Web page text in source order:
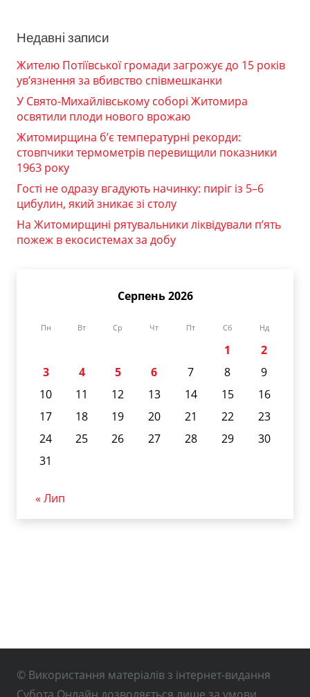
Недавні записи
Жителю Потіївської громади загрожує до 15 років
ув’язнення за вбивство співмешканки
У Свято-Михайлівському соборі Житомира
освятили плоди нового врожаю
Житомирщина б’є температурні рекорди:
стовпчики термометрів перевищили показники
1963 року
Гості не одразу вгадують начинку: пиріг із 5–6
цибулин, який зникає зі столу
На Житомирщині рятувальники ліквідували п’ять
пожеж в екосистемах за добу
Серпень 2026
Пн Вт Ср Чт Пт Сб Нд
1
2
3
4 5 6 7 8
9
10
11 12 13 14 15
16
17
18 19 20 21 22
23
24
25 26 27 28 29
30
31
« Лип
© Використання матеріалів з інтернет-видання